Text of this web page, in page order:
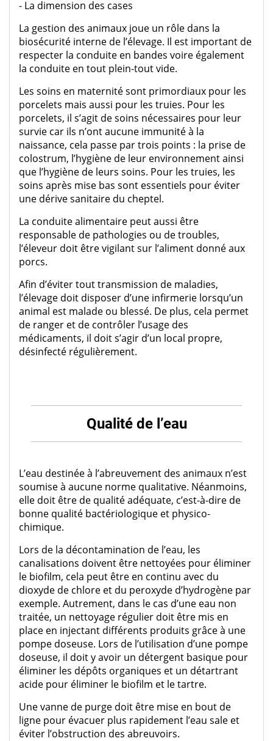
- La dimension des cases
La gestion des animaux joue un rôle dans la
biosécurité interne de l’élevage. Il est important de
respecter la conduite en bandes voire également
la conduite en tout plein-tout vide.
Les soins en maternité sont primordiaux pour les
porcelets mais aussi pour les truies. Pour les
porcelets, il s’agit de soins nécessaires pour leur
survie car ils n’ont aucune immunité à la
naissance, cela passe par trois points : la prise de
colostrum, l’hygiène de leur environnement ainsi
que l’hygiène de leurs soins. Pour les truies, les
soins après mise bas sont essentiels pour éviter
une dérive sanitaire du cheptel.
La conduite alimentaire peut aussi être
responsable de pathologies ou de troubles,
l’éleveur doit être vigilant sur l’aliment donné aux
porcs.
Afin d’éviter tout transmission de maladies,
l’élevage doit disposer d’une infirmerie lorsqu’un
animal est malade ou blessé. De plus, cela permet
de ranger et de contrôler l’usage des
médicaments, il doit s’agir d’un local propre,
désinfecté régulièrement.
Qualité de l’eau
L’eau destinée à l’abreuvement des animaux n’est
soumise à aucune norme qualitative. Néanmoins,
elle doit être de qualité adéquate, c’est-à-dire de
bonne qualité bactériologique et physico-
chimique.
Lors de la décontamination de l’eau, les
canalisations doivent être nettoyées pour éliminer
le biofilm, cela peut être en continu avec du
dioxyde de chlore et du peroxyde d’hydrogène par
exemple. Autrement, dans le cas d’une eau non
traitée, un nettoyage régulier doit être mis en
place en injectant différents produits grâce à une
pompe doseuse. Lors de l’utilisation d’une pompe
doseuse, il doit y avoir un détergent basique pour
éliminer les dépôts organiques et un détartrant
acide pour éliminer le biofilm et le tartre.
Une vanne de purge doit être mise en bout de
ligne pour évacuer plus rapidement l’eau sale et
éviter l’obstruction des abreuvoirs.